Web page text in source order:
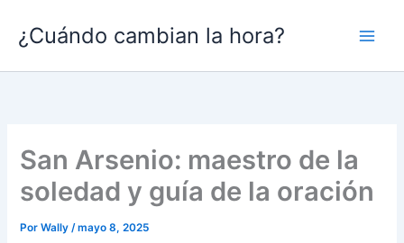
contenido
¿Cuándo cambian la hora?
San Arsenio: maestro de la
soledad y guía de la oración
PorWally/mayo 8, 2025